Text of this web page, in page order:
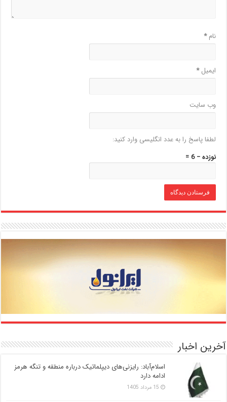
نام*
ایمیل*
وب‌ سایت
لطفا پاسخ را به عدد انگلیسی وارد کنید:
نوزده − 6 =
آخرین اخبار
اسلام‌آباد: رایزنی‌های دیپلماتیک درباره منطقه و تنگه هرمز
ادامه دارد
15 مرداد 1405